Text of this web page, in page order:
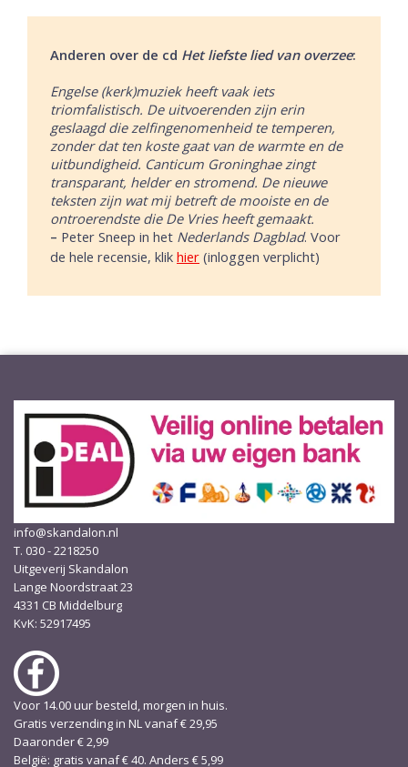
Anderen over de cd Het liefste lied van overzee:
Engelse (kerk)muziek heeft vaak iets
triomfalistisch. De uitvoerenden zijn erin
geslaagd die zelfingenomenheid te temperen,
zonder dat ten koste gaat van de warmte en de
uitbundigheid. Canticum Groninghae zingt
transparant, helder en stromend. De nieuwe
teksten zijn wat mij betreft de mooiste en de
ontroerendste die De Vries heeft gemaakt.
– Peter Sneep in het Nederlands Dagblad. Voor
de hele recensie, klik hier (inloggen verplicht)
info@skandalon.nl
T. 030 - 2218250
Uitgeverij Skandalon
Lange Noordstraat 23
4331 CB Middelburg
KvK: 52917495
Voor 14.00 uur besteld, morgen in huis.
Gratis verzending in NL vanaf € 29,95
Daaronder € 2,99
België: gratis vanaf € 40. Anders € 5,99